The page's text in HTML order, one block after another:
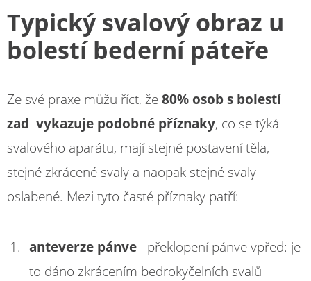
Typický svalový obraz u
bolestí bederní páteře
Ze své praxe můžu říct, že80% osob s bolestí
zad vykazuje podobné příznaky, co se týká
svalového aparátu, mají stejné postavení těla,
stejné zkrácené svaly a naopak stejné svaly
oslabené. Mezi tyto časté příznaky patří:
anteverze pánve– překlopení pánve vpřed: je
to dáno zkrácením bedrokyčelních svalů